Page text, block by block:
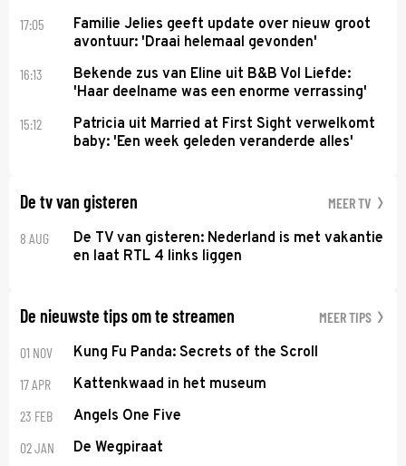
17:05
Familie Jelies geeft update over nieuw groot
avontuur: 'Draai helemaal gevonden'
16:13
Bekende zus van Eline uit B&B Vol Liefde:
'Haar deelname was een enorme verrassing'
15:12
Patricia uit Married at First Sight verwelkomt
baby: 'Een week geleden veranderde alles'
De tv van gisteren MEER TV
8 AUG
De TV van gisteren: Nederland is met vakantie
en laat RTL 4 links liggen
De nieuwste tips om te streamen MEER TIPS
01 NOV Kung Fu Panda: Secrets of the Scroll
17 APR Kattenkwaad in het museum
23 FEB Angels One Five
02 JAN De Wegpiraat